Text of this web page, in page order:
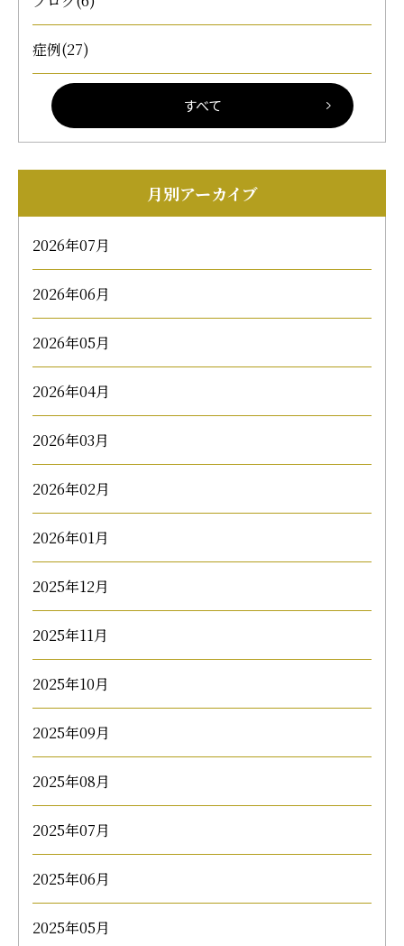
症例(27)
すべて
月別アーカイブ
2026年07月
2026年06月
2026年05月
2026年04月
2026年03月
2026年02月
2026年01月
2025年12月
2025年11月
2025年10月
2025年09月
2025年08月
2025年07月
2025年06月
2025年05月